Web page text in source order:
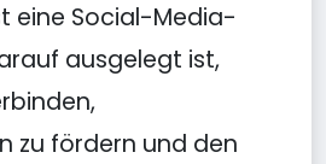
eine Social-Media-
ausgelegt ist,
zu fördern und den